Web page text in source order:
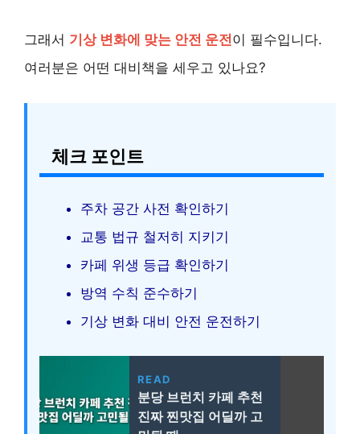
그래서 기상 변화에 맞는 안전 운전이 필수입니다.
여러분은 어떤 대비책을 세우고 있나요?
체크 포인트
주차 공간 사전 확인하기
교통 법규 철저히 지키기
카페 위생 등급 확인하기
방역 수칙 준수하기
기상 변화 대비 안전 운전하기
READ
분당 브런치 카페 추천
진짜 찐맛집 어딜까 고